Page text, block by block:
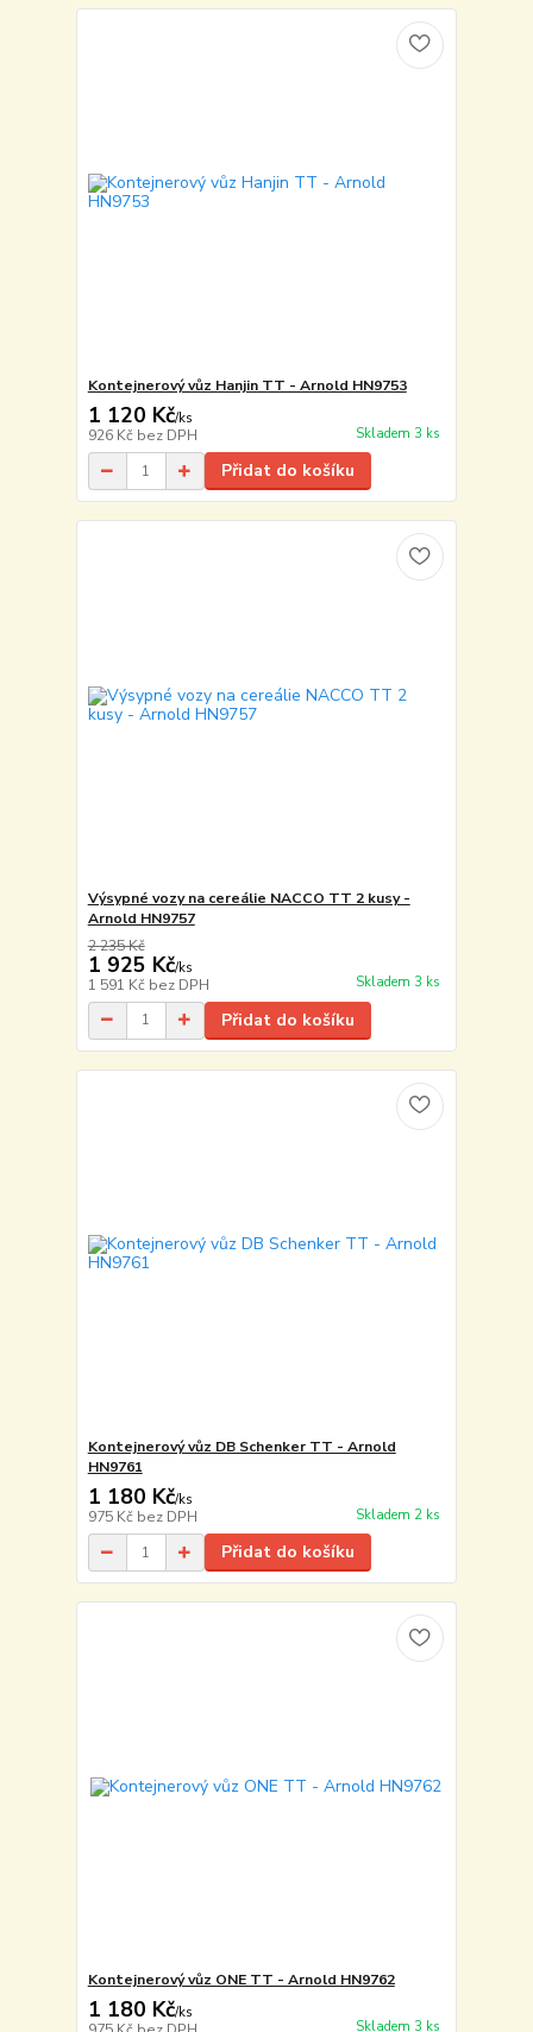
Kontejnerový vůz Hanjin TT - Arnold HN9753
1 120 Kč/ks
926 Kč bez DPH Skladem 3 ks
Přidat do košíku
Výsypné vozy na cereálie NACCO TT 2 kusy -
Arnold HN9757
2 235 Kč
1 925 Kč/ks
1 591 Kč bez DPH Skladem 3 ks
Přidat do košíku
Kontejnerový vůz DB Schenker TT - Arnold
HN9761
1 180 Kč/ks
975 Kč bez DPH Skladem 2 ks
Přidat do košíku
Kontejnerový vůz ONE TT - Arnold HN9762
1 180 Kč/ks
Skladem 3 ks